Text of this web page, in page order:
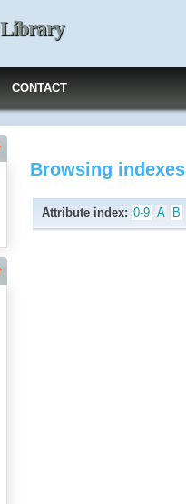
CONTACT
Browsing indexes
Attribute index: 0-9 A B